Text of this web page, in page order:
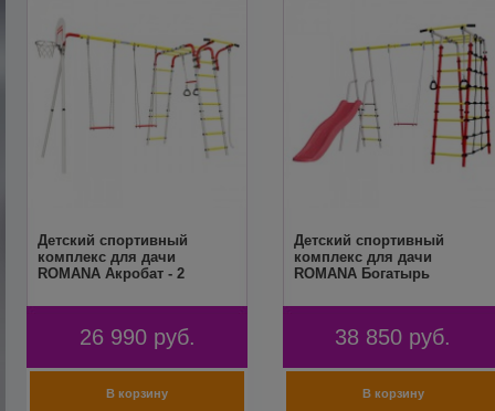
Детский спортивный
комплекс для дачи
ROMANA Акробат - 2
26 990 руб.
Детский спортивный
комплекс для дачи
ROMANA Богатырь
38 850 руб.